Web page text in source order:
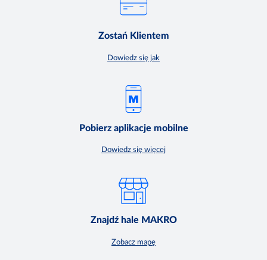
Zostań Klientem
Dowiedz się jak
Pobierz aplikacje mobilne
Dowiedz się więcej
Znajdź hale MAKRO
Zobacz mapę